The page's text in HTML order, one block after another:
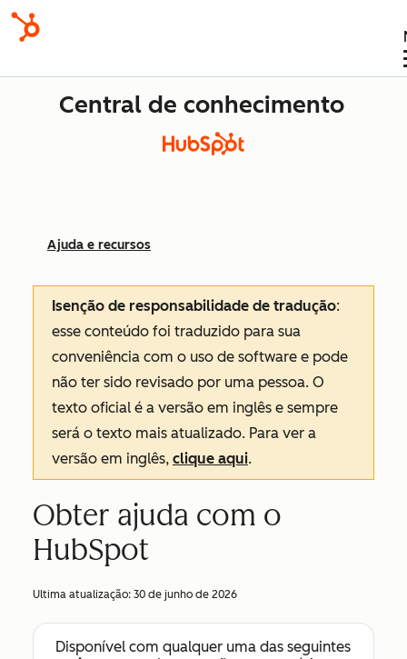
Central de conhecimento
Ajuda e recursos
Isenção de responsabilidade de tradução:
esse conteúdo foi traduzido para sua
conveniência com o uso de software e pode
não ter sido revisado por uma pessoa. O
texto oficial é a versão em inglês e sempre
será o texto mais atualizado. Para ver a
versão em inglês, clique aqui.
Obter ajuda com o
HubSpot
Ultima atualização: 30 de junho de 2026
Disponível com qualquer uma das seguintes